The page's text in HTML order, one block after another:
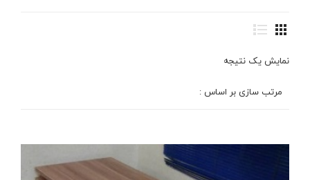
خانه / محصولات برچسب خورده “میز مدیریت دو فایل پویا پشتی وپنل
نمایش یک نتیجه
مرتب سازی بر اساس :